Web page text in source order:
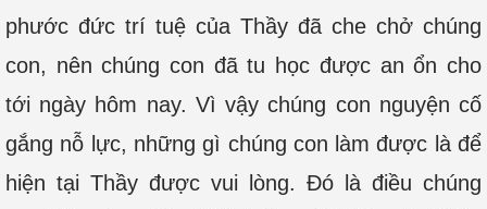
phước đức trí tuệ của Thầy đã che chở chúng
con, nên chúng con đã tu học được an ổn cho
tới ngày hôm nay. Vì vậy chúng con nguyện cố
gắng nỗ lực, những gì chúng con làm được là để
hiện tại Thầy được vui lòng. Đó là điều chúng